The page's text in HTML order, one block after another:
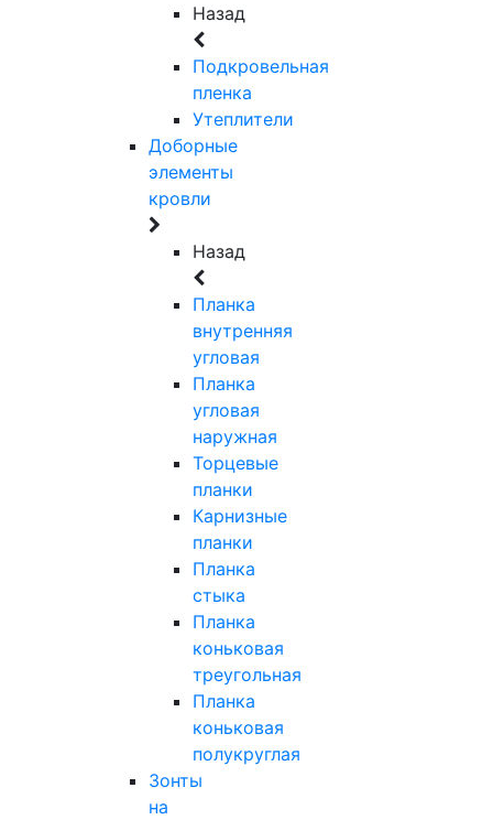
Назад
Подкровельная
пленка
Утеплители
Доборные
элементы
кровли
Назад
Планка
внутренняя
угловая
Планка
угловая
наружная
Торцевые
планки
Карнизные
планки
Планка
стыка
Планка
коньковая
треугольная
Планка
коньковая
полукруглая
Зонты
на